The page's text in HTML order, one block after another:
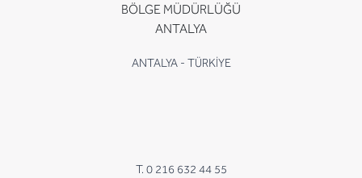
BÖLGE MÜDÜRLÜĞÜ
ANTALYA
ANTALYA - TÜRKİYE
T. 0 216 632 44 55